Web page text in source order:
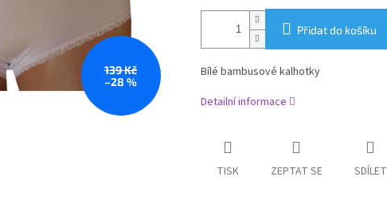
139 Kč
–28 %
Přidat do košíku
Bílé bambusové kalhotky
Detailní informace
TISK ZEPTAT SE SDÍLET